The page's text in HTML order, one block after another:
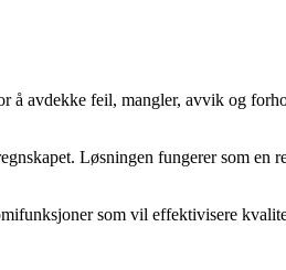
å avdekke feil, mangler, avvik og
Løsningen fungerer som en
som vil effektivisere